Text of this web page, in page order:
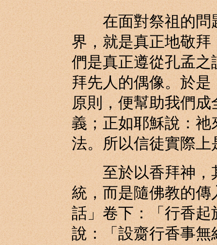
在面對祭祖的問題
界，就是真正地敬
們是真正遵從孔孟
拜先人的偶像。於
原則，便幫助我們
義；正如耶穌說：
法。所以信徒實際
至於以香拜神，其
統，而是隨佛教的
話」卷下：「行香
說：「設齌行香事